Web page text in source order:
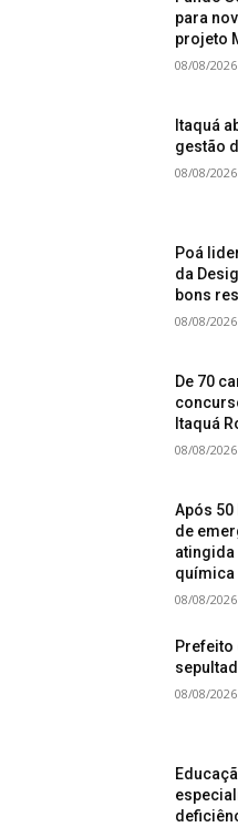
para
projeto
08/08/2026
Itaquá
gestão
08/08/2026
Poá
da
bons
08/08/2026
De 70
Itaquá
08/08/2026
Após
de
química
08/08/2026
Prefeito
08/08/2026